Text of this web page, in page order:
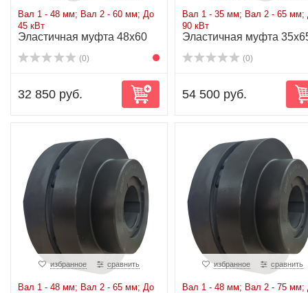
Вал 1 - 48 мм; Вал 2 - 60 мм; До
45 кВт
Эластичная муфта 48x60
(0)
32 850 руб.
Вал 1 - 35 мм; Вал 2 - 65 мм;
90 кВт
Эластичная муфта
(0)
54 500 руб.
избранное сравнить
Вал 1 - 48 мм; Вал 2 - 65 мм; До
избранное сравнить
Вал 1 - 48 мм; Вал 2 - 75 мм;